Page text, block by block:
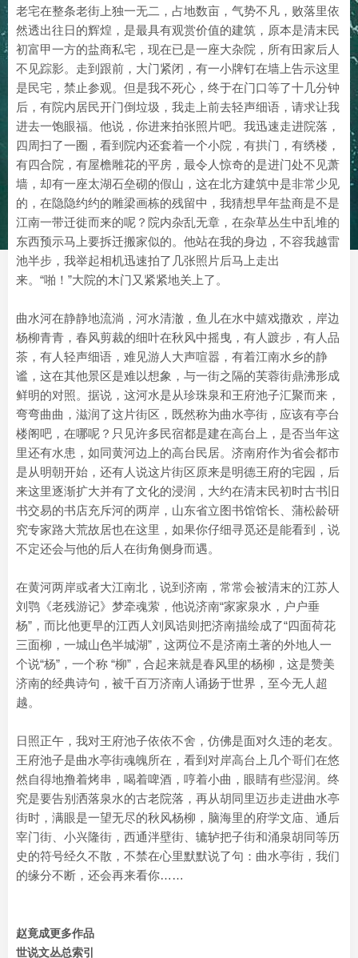
老宅在整条老街上独一无二，占地数亩，气势不凡，败落里依
然透出往日的辉煌，是最具有观赏价值的建筑，原本是清末民
初富甲一方的盐商私宅，现在已是一座大杂院，所有田家后人
不见踪影。走到跟前，大门紧闭，有一小牌钉在墙上告示这里
是民宅，禁止参观。但是我不死心，终于在门口等了十几分钟
后，有院内居民开门倒垃圾，我走上前去轻声细语，请求让我
进去一饱眼福。他说，你进来拍张照片吧。我迅速走进院落，
四周扫了一圈，看到院内还套着一个小院，有拱门，有绣楼，
有四合院，有屋檐雕花的平房，最令人惊奇的是进门处不见萧
墙，却有一座太湖石垒砌的假山，这在北方建筑中是非常少见
的，在隐隐约约的雕梁画栋的残留中，我猜想早年盐商是不是
江南一带迁徙而来的呢？院内杂乱无章，在杂草丛生中乱堆的
东西预示马上要拆迁搬家似的。他站在我的身边，不容我越雷
池半步，我举起相机迅速拍了几张照片后马上走出
来。“啪！”大院的木门又紧紧地关上了。
曲水河在静静地流淌，河水清澈，鱼儿在水中嬉戏撒欢，岸边
杨柳青青，春风剪裁的细叶在秋风中摇曳，有人踱步，有人品
茶，有人轻声细语，难见游人大声喧嚣，有着江南水乡的静
谧，这在其他景区是难以想象，与一街之隔的芙蓉街鼎沸形成
鲜明的对照。据说，这河水是从珍珠泉和王府池子汇聚而来，
弯弯曲曲，滋润了这片街区，既然称为曲水亭街，应该有亭台
楼阁吧，在哪呢？只见许多民宿都是建在高台上，是否当年这
里还有水患，如同黄河边上的高台民居。济南府作为省会都市
是从明朝开始，还有人说这片街区原来是明德王府的宅园，后
来这里逐渐扩大并有了文化的浸润，大约在清末民初时古书旧
书交易的书店充斥河的两岸，山东省立图书馆馆长、蒲松龄研
究专家路大荒故居也在这里，如果你仔细寻觅还是能看到，说
不定还会与他的后人在街角侧身而遇。
在黄河两岸或者大江南北，说到济南，常常会被清末的江苏人
刘鹗《老残游记》梦牵魂萦，他说济南“家家泉水，户户垂
杨”，而比他更早的江西人刘凤诰则把济南描绘成了“四面荷花
三面柳，一城山色半城湖”，这两位不是济南土著的外地人一
个说“杨”，一个称 “柳”，合起来就是春风里的杨柳，这是赞美
济南的经典诗句，被千百万济南人诵扬于世界，至今无人超
越。
日照正午，我对王府池子依依不舍，仿佛是面对久违的老友。
王府池子是曲水亭街魂魄所在，看到对岸高台上几个哥们在悠
然自得地撸着烤串，喝着啤酒，哼着小曲，眼睛有些湿润。终
究是要告别洒落泉水的古老院落，再从胡同里迈步走进曲水亭
街时，满眼是一望无尽的秋风杨柳，脑海里的府学文庙、通后
宰门街、小兴隆街，西通泮壁街、辘轳把子街和涌泉胡同等历
史的符号经久不散，不禁在心里默默说了句：曲水亭街，我们
的缘分不断，还会再来看你……
赵竟成更多作品
世说文丛总索引